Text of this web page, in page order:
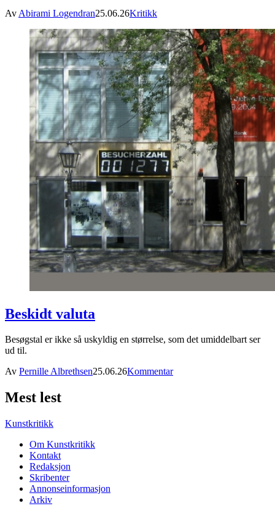
Av Abirami Logendran25.06.26Kritikk
Beskidt valuta
Besøgstal er ikke så uskyldig en størrelse, som det umiddelbart ser
ud til.
Av Pernille Albrethsen25.06.26Kommentar
Mest lest
Kunstkritikk
Om Kunstkritikk
Kontakt
Redaksjon
Skribenter
Annonseinformasjon
Arkiv